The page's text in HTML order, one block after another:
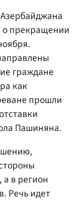
о прекращении
граждане
как
прошли
Пашиняна.
а в регион
Речь идет